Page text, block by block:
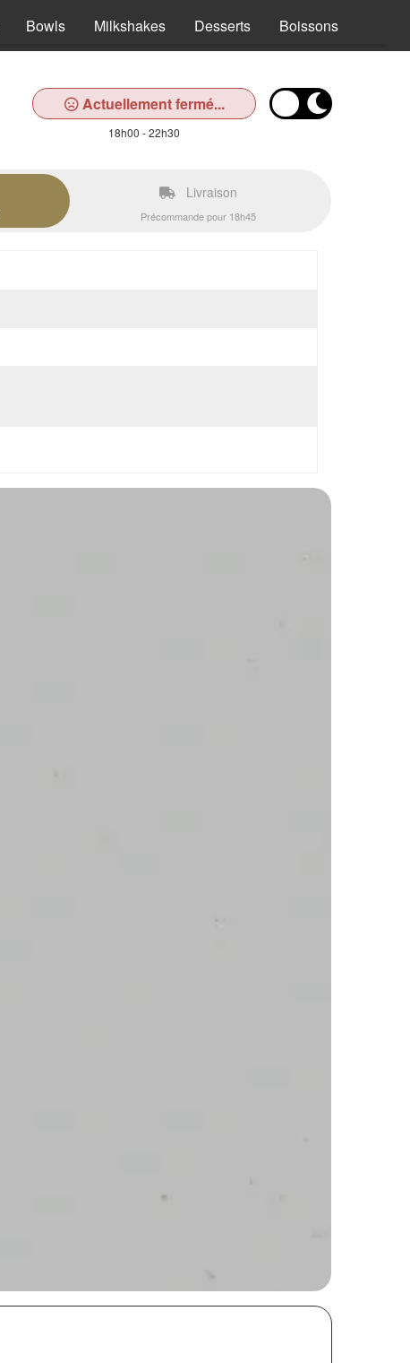
Bowls Milkshakes Desserts Boissons
Actuellement fermé...
18h00 - 22h30
Livraison
Précommande pour 18h45